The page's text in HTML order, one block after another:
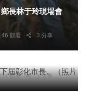
長林于玲現場會
觀看 3 分享
下屆彰化市長。
觀看 3 分享
年暑期消防營